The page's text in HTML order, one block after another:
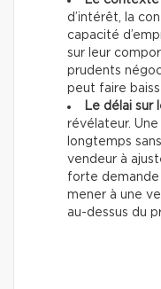
d’intérêt, la
capacité
sur leur
prudents
peut faire
Le délai sur
révélateur.
longtemps
vendeur à
forte demande
mener à une
au-dessus du